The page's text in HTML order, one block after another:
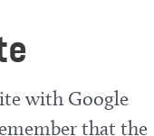
with Google
that the